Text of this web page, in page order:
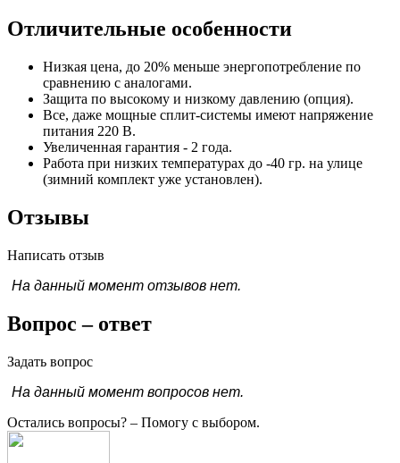
Отличительные особенности
Низкая цена, до 20% меньше энергопотребление по
сравнению с аналогами.
Защита по высокому и низкому давлению (опция).
Все, даже мощные сплит-системы имеют напряжение
питания 220 В.
Увеличенная гарантия - 2 года.
Работа при низких температурах до -40 гр. на улице
(зимний комплект уже установлен).
Отзывы
Написать отзыв
На данный момент отзывов нет.
Вопрос – ответ
Задать вопрос
На данный момент вопросов нет.
Остались вопросы? – Помогу с выбором.